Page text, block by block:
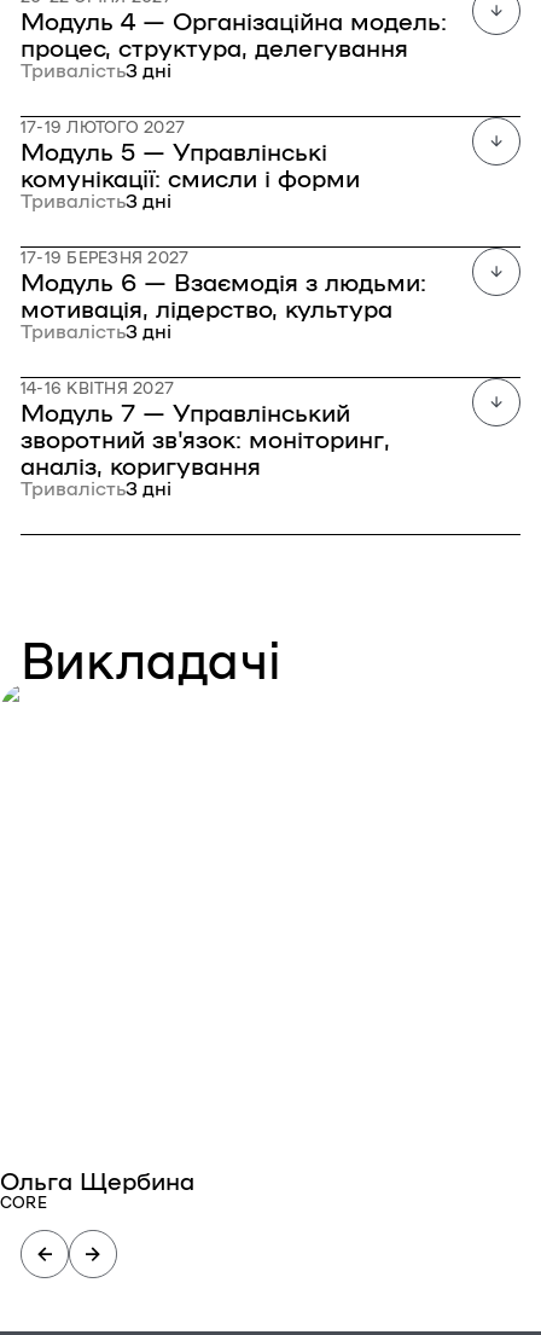
Модуль 4 — Організаційна модель:
процес, структура, делегування
Тривалість3 дні
17-19 ЛЮТОГО 2027
Модуль 5 — Управлінські
комунікації: смисли і форми
Тривалість3 дні
17-19 БЕРЕЗНЯ 2027
Модуль 6 — Взаємодія з людьми:
мотивація, лідерство, культура
Тривалість3 дні
14-16 КВІТНЯ 2027
Модуль 7 — Управлінський
зворотний зв'язок: моніторинг,
аналіз, коригування
Тривалість3 дні
Викладачі
Ольга Щербина
CORE